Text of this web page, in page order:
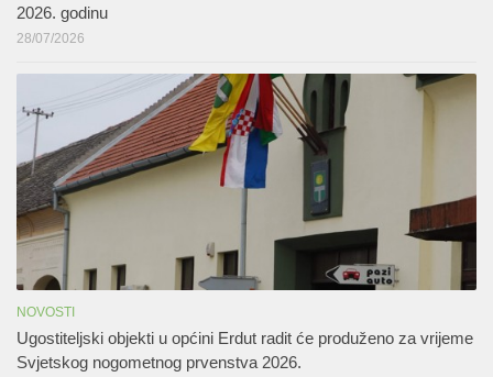
2026. godinu
28/07/2026
NOVOSTI
Ugostiteljski objekti u općini Erdut radit će produženo za vrijeme
Svjetskog nogometnog prvenstva 2026.